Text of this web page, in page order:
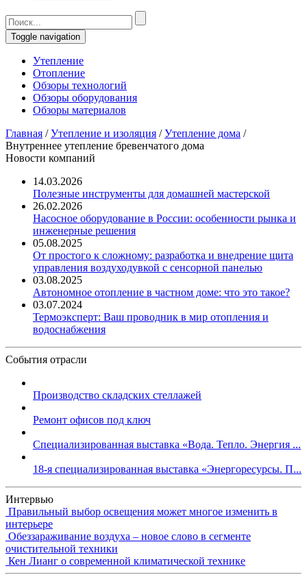
Toggle navigation
Утепление
Отопление
Обзоры технологий
Обзоры оборудования
Обзоры материалов
Главная /Утепление и изоляция /Утепление дома /
Внутреннее утепление бревенчатого дома
Новости компаний
14.03.2026
Полезные инструменты для домашней мастерской
26.02.2026
Насосное оборудование в России: особенности рынка и
инженерные решения
05.08.2025
От простого к сложному: разработка и внедрение щита
управления воздуходувкой с сенсорной панелью
03.08.2025
Автономное отопление в частном доме: что это такое?
03.07.2024
Термоэксперт: Ваш проводник в мир отопления и
водоснабжения
События отрасли
Производство складских стеллажей
Ремонт офисов под ключ
Специализированная выставка «Вода. Тепло. Энергия ...
18-я специализированная выставка «Энергоресурсы. П...
Интервью
Правильный выбор освещения может многое изменить в
интерьере
Обеззараживание воздуха – новое слово в сегменте
очистительной техники
Кен Лианг о современной климатической технике